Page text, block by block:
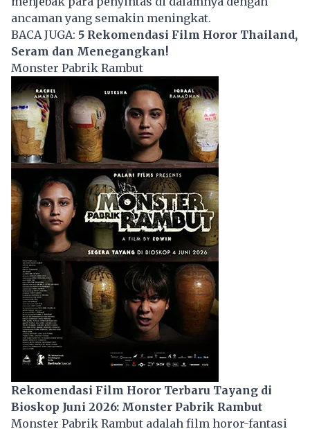
ancaman yang semakin meningkat.
BACA JUGA: 5 Rekomendasi Film Horor Thailand,
Seram dan Menegangkan!
Monster Pabrik Rambut
Rekomendasi Film Horor Terbaru Tayang di
Bioskop Juni 2026: Monster Pabrik Rambut
Monster Pabrik Rambut adalah film horor-fantasi